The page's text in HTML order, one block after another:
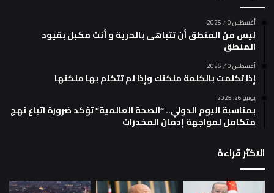
أغسطس 10, 2025
ليس من المنطق أن تتباهى بالحرية و أنت مكبل بقيود
المنطق
أغسطس 10, 2025
إذا تكلمت بالكلمة ملكتك وإذا لم تتكلم بها ملكتها
يونيو 26, 2025
بمناسبة اليوم الدولي.. “الصحة العالمية” تؤكد ضرورة اتباع نهج
متكامل لمواجهة إدمان المخدرات
الاكثر قراءة